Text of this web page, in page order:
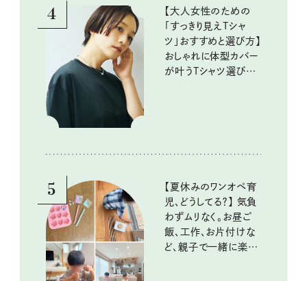
4
【大人女性のための
「すっきり見えTシャ
ツ」おすすめと選び方】
おしゃれに体型カバー
が叶うTシャツ選びの
5
【夏休みのワンオペ育
児、どうしてる？】 気負
わずムリなく。お昼ご
飯、工作、お片付けな
ど、親子で一緒に楽し